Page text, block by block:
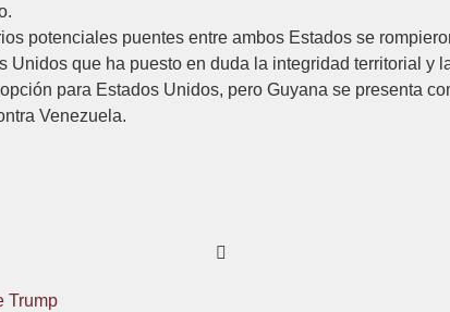
potenciales puentes entre ambos Estados se
que ha puesto en duda la integridad territorial y
para Estados Unidos, pero Guyana se presenta
Venezuela.
Trump